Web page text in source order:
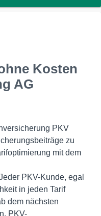
Kosten
AG
PKV
zu
mit dem
PKV-Kunde, egal
in jeden Tarif
dem nächsten
PKV-